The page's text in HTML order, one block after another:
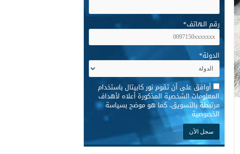
رقم الهاتف*
الدولة*
* أوافق على أن تقوم نور كابيتال باستخدام
المعلومات الشخصية المذكورة أعلاه لأهداف
مرتبطة بالتسويق، كما هو موضح بسياسة
الخصوصية